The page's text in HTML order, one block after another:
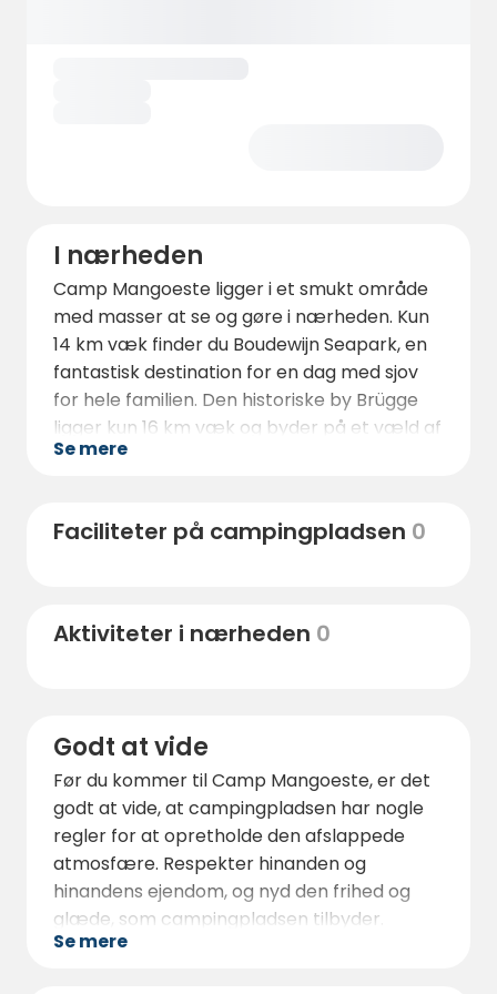
I nærheden
Camp Mangoeste ligger i et smukt område
med masser at se og gøre i nærheden. Kun
14 km væk finder du Boudewijn Seapark, en
fantastisk destination for en dag med sjov
for hele familien. Den historiske by Brügge
ligger kun 16 km væk og byder på et væld af
kultur, historie og kulinariske lækkerier. For
Der er også masser af naturskønne
det flamske landskab. Lokale restauranter,
Se mere
Faciliteter på campingpladsen 0
Aktiviteter i nærheden 0
Godt at vide
Før du kommer til Camp Mangoeste, er det
godt at vide, at campingpladsen har nogle
regler for at opretholde den afslappede
atmosfære. Respekter hinanden og
hinandens ejendom, og nyd den frihed og
glæde, som campingpladsen tilbyder.
Lejrbål er kun tilladt i weekenden, og det
Se mere